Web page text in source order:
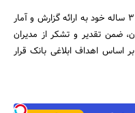
شهرود مدیرسابق استان در خصوص عملکرد 3 ساله خود به ارائه گزارش و آمار
ضمن تقدیر و تشکر از مدیران
اساس اهداف ابلاغی بانک قرار